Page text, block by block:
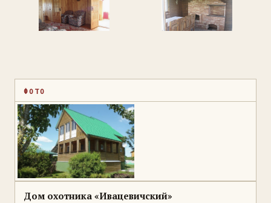
ФОТО
Дом охотника «Ивацевичский»